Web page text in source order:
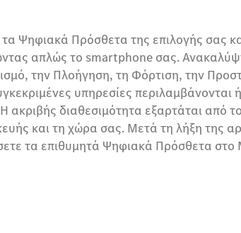
Ψηφιακά Πρόσθετα της επιλογής σας
απλώς το smartphone σας.
την Πλοήγηση, τη Φόρτιση, την
υπηρεσίες
ακριβής διαθεσιμότητα εξαρτάται από
και τη χώρα σας. Μετά τη λήξη της
τα επιθυμητά Ψηφιακά Πρόσθετα